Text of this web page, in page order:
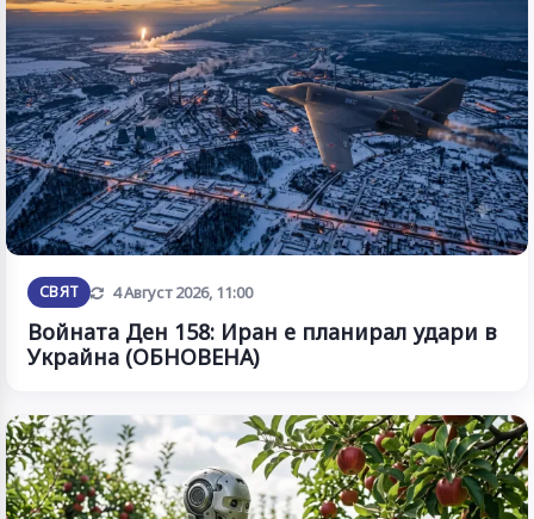
СВЯТ Обновена
4 Август 2026, 11:00
Войната Ден 158: Иран е планирал удари в
Украйна (ОБНОВЕНА)